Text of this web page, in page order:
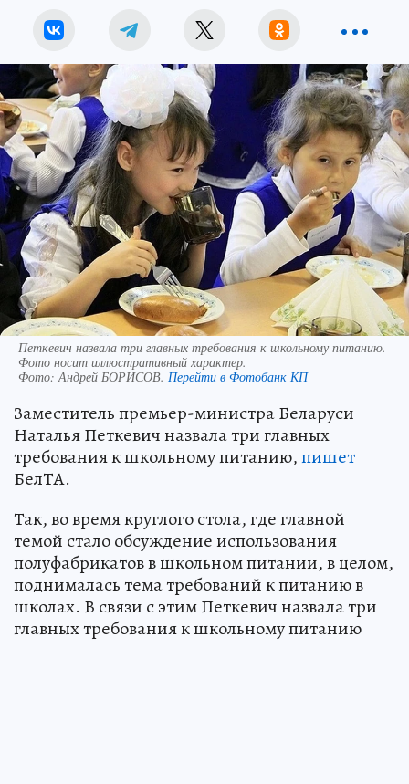
Петкевич назвала три главных требования к школьному питанию.
Фото носит иллюстративный характер.
Фото:Андрей БОРИСОВ. Перейти в Фотобанк КП
Заместитель премьер-министра Беларуси
Наталья Петкевич назвала три главных
требования к школьному питанию,пишет
БелТА.
Так, во время круглого стола, где главной
темой стало обсуждение использования
полуфабрикатов в школьном питании, в целом,
поднималась тема требований к питанию в
школах. В связи с этим Петкевич назвала три
главных требования к школьному питанию